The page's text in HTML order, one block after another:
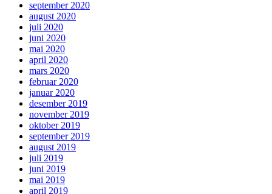
september 2020
august 2020
juli 2020
juni 2020
mai 2020
april 2020
mars 2020
februar 2020
januar 2020
desember 2019
november 2019
oktober 2019
september 2019
august 2019
juli 2019
juni 2019
mai 2019
april 2019